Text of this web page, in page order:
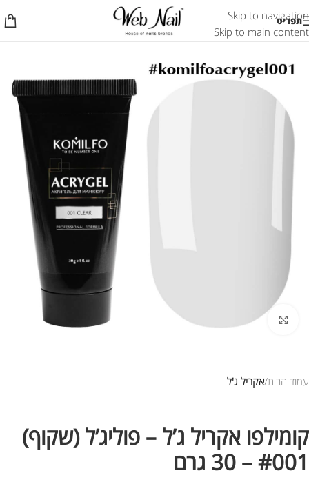
Skip to navigation
Skip to main content
תפריט
אזל המלאי
לחץ להגדלת התמונה
עמוד הבית אקריל ג'ל
קומילפו אקריל ג’ל – פוליג’ל (שקוף)
#001 – 30 גרם